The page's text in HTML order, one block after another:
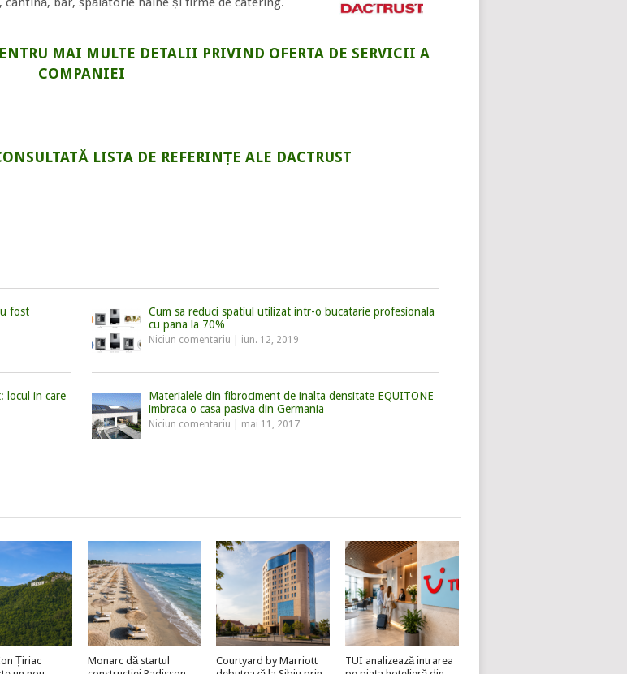
MAI MULTE DETALII PRIVIND OFERTA DE SERVICII A
COMPANIEI
LISTA DE REFERINȚE ALE DACTRUST
fost
Cum sa reduci spatiul utilizat intr-o bucatarie profesionala
cu pana la 70%
Niciun comentariu iun. 12, 2019
locul in care
Materialele din fibrociment de inalta densitate EQUITONE
imbraca o casa pasiva din Germania
Niciun comentariu mai 11, 2017
Țiriac
Monarc dă startul
Courtyard by Marriott
TUI analizează intrarea